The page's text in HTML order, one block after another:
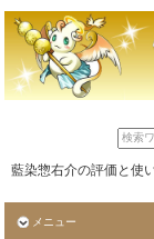
藍染惣右介の評価と使
メニュー